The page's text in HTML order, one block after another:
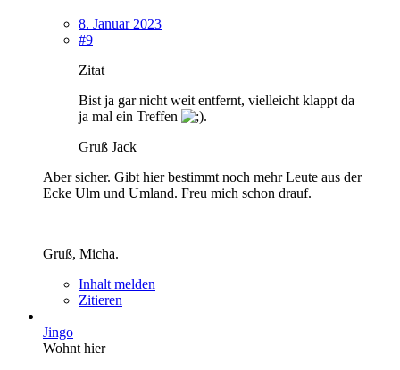
8. Januar 2023
#9
Zitat
Bist ja gar nicht weit entfernt, vielleicht klappt da
ja mal ein Treffen
.
Gruß Jack
Aber sicher. Gibt hier bestimmt noch mehr Leute aus der
Ecke Ulm und Umland. Freu mich schon drauf.
Gruß, Micha.
Inhalt melden
Zitieren
Jingo
Wohnt hier